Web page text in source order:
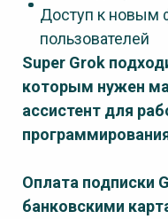
Доступ к новым
пользователей
Super Grok
которым нужен
ассистент для
Оплата подписки
банковскими